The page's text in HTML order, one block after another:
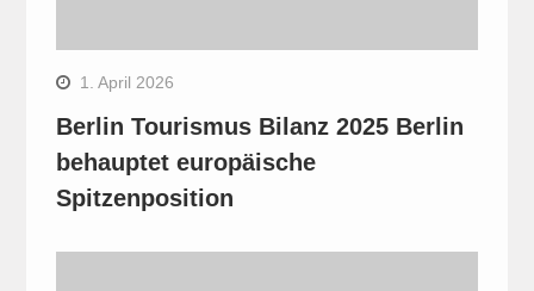
1. April 2026
Berlin Tourismus Bilanz 2025 Berlin
behauptet europäische
Spitzenposition